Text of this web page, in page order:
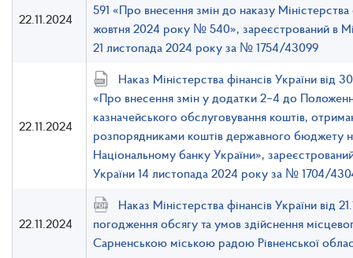
22.11.2024
591 «Про внесення змін до наказу Міністерства
жовтня 2024 року № 540», зареєстрований в
21 листопада 2024 року за № 1754/43099
22.11.2024
Наказ Міністерства фінансів України
«Про внесення змін у додатки 2–4 до
казначейського обслуговування коштів,
розпорядниками коштів державного бюджету
Національному банку України»,
України 14 листопада 2024 року за № 1704/
22.11.2024
Наказ Міністерства фінансів України від
погодження обсягу та умов здійснення
Сарненською міською радою Рівненської